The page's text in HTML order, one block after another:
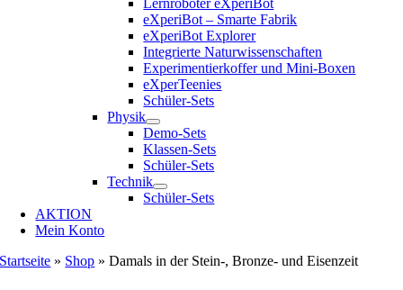
Lernroboter eXperiBot
eXperiBot – Smarte Fabrik
eXperiBot Explorer
Integrierte Naturwissenschaften
Experimentierkoffer und Mini-Boxen
eXperTeenies
Schüler-Sets
Physik
Demo-Sets
Klassen-Sets
Schüler-Sets
Technik
Schüler-Sets
AKTION
Mein Konto
Startseite » Shop »Damals in der Stein-, Bronze- und Eisenzeit